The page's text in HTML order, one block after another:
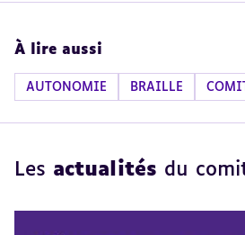
À lire aussi
AUTONOMIE BRAILLE
Les actualités du